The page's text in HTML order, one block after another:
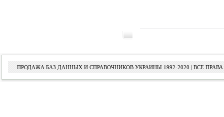
ПРОДАЖА БАЗ ДАННЫХ И СПРАВОЧНИКОВ УКРАИНЫ 1992-2020 | ВСЕ